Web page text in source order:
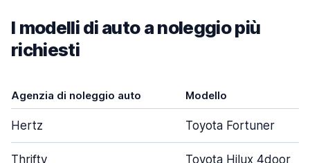
I modelli di auto a noleggio più
richiesti
Agenzia di noleggio auto Modello
Hertz Toyota Fortuner
Thrifty Toyota Hilux 4door